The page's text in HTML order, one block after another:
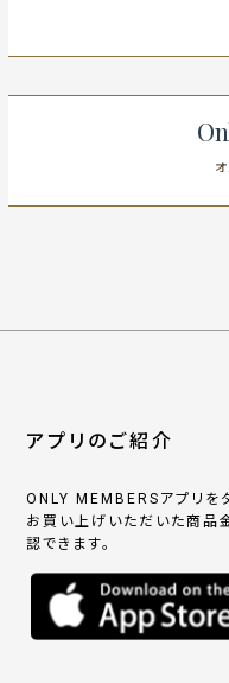
アプリのご紹介
ONLY MEMBERSアプリを
お買い上げいただいた商品
認できます。